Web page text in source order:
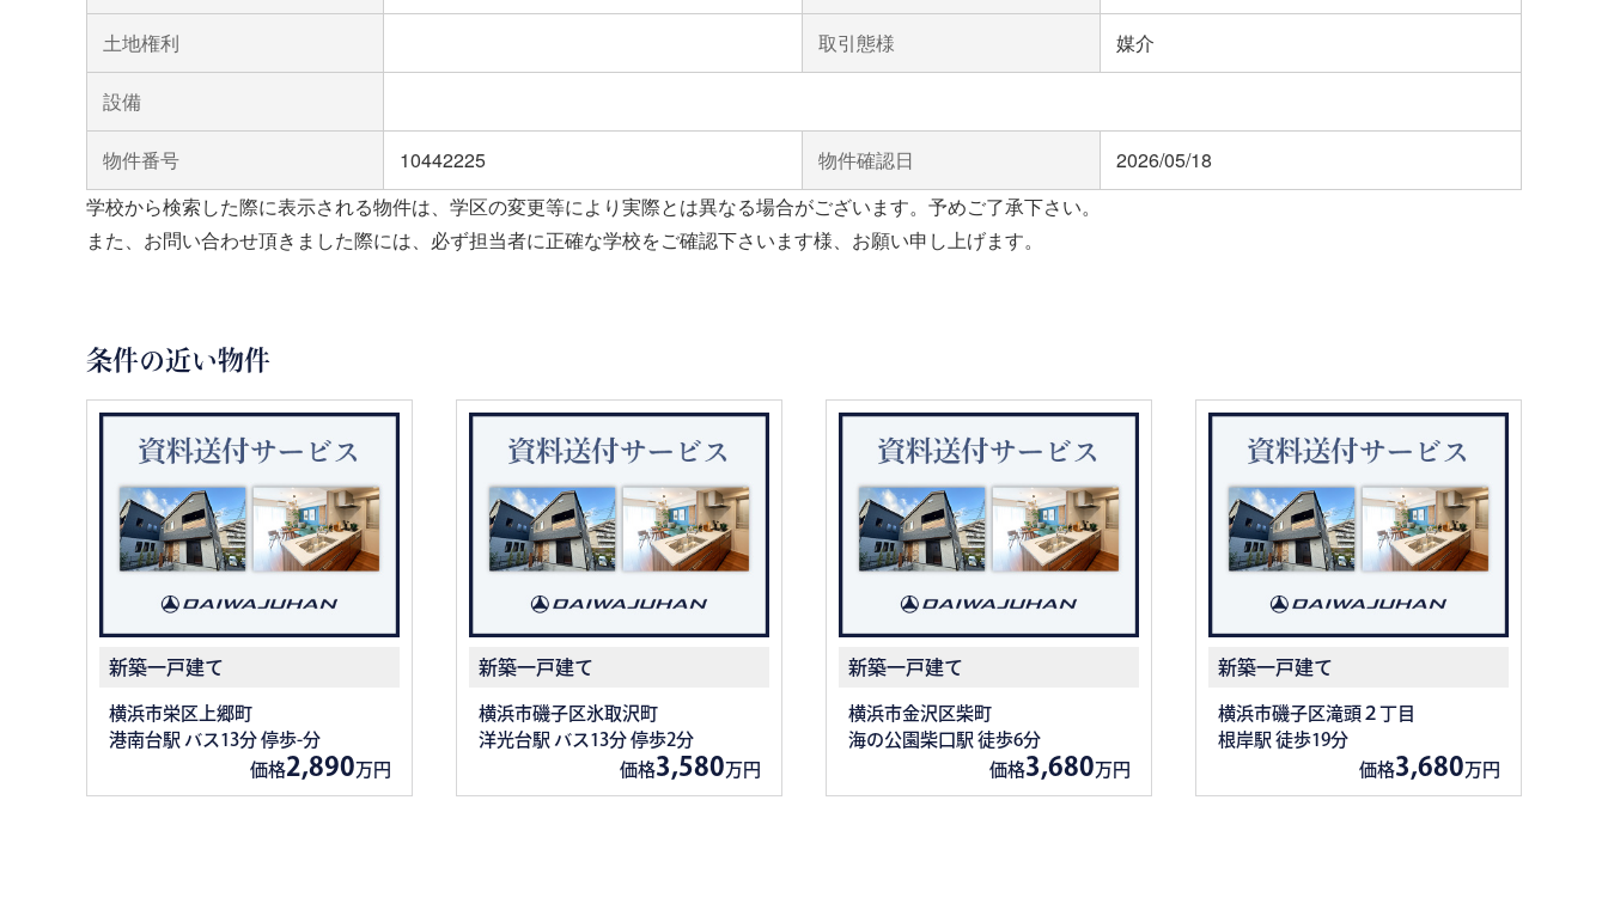
土地権利 取引態様 媒介
設備
物件番号 10442225 物件確認日
2026/05/18
学校から検索した際に表示される物件は、学区の変更等により実際とは異なる場合がございます。予めご了承下さい。
また、お問い合わせ頂きました際には、必ず担当者に正確な学校をご確認下さいます様、お願い申し上げます。
条件の近い物件
新築一戸建て
横浜市栄区上郷町
港南台駅 バス13分 停歩-分
価格2,890万円
新築一戸建て
横浜市磯子区氷取沢町
洋光台駅 バス13分 停歩2分
価格3,580万円
新築一戸建て
横浜市金沢区柴町
海の公園柴口駅 徒歩6分
価格3,680万円
新築一戸建て
横浜市磯子区滝頭２丁目
根岸駅 徒歩19分
価格3,680万円